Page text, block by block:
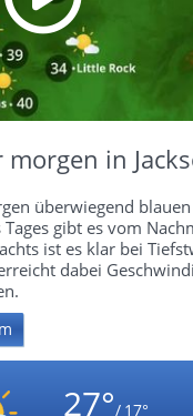
in
überwiegend
gibt es vom
ist es klar bei
dabei
27°/ 17°